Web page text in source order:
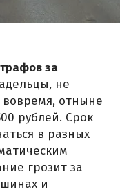
за
не
отныне
рублей. Срок
в разных
грозит за
и